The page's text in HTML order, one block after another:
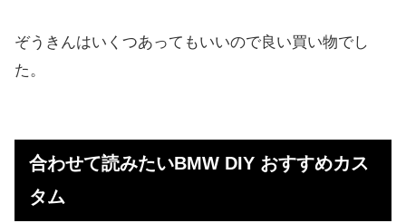
ぞうきんはいくつあってもいいので良い買い物でし
た。
合わせて読みたいBMW DIY おすすめカス
タム